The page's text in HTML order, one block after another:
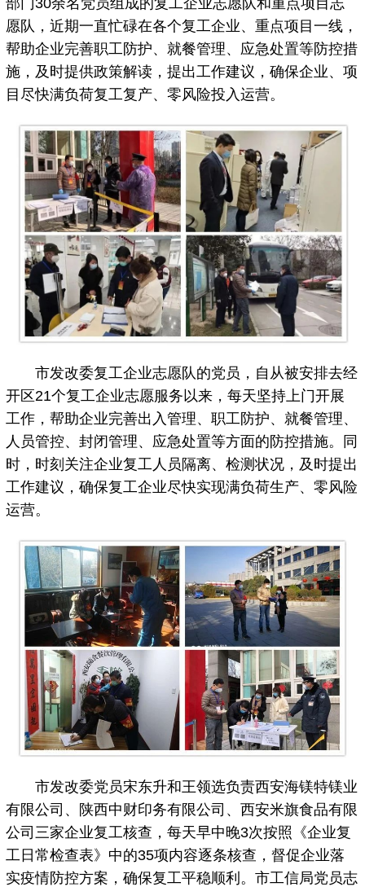
愿队，近期一直忙碌在各个复工企业、重点项目一线，
帮助企业完善职工防护、就餐管理、应急处置等防控措
施，及时提供政策解读，提出工作建议，确保企业、项
目尽快满负荷复工复产、零风险投入运营。
市发改委复工企业志愿队的党员，自从被安排去经
开区21个复工企业志愿服务以来，每天坚持上门开展
工作，帮助企业完善出入管理、职工防护、就餐管理、
人员管控、封闭管理、应急处置等方面的防控措施。同
时，时刻关注企业复工人员隔离、检测状况，及时提出
工作建议，确保复工企业尽快实现满负荷生产、零风险
运营。
市发改委党员宋东升和王领选负责西安海镁特镁业
有限公司、陕西中财印务有限公司、西安米旗食品有限
公司三家企业复工核查，每天早中晚3次按照《企业复
工日常检查表》中的35项内容逐条核查，督促企业落
实疫情防控方案，确保复工平稳顺利。市工信局党员志